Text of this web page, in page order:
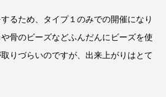
るため、タイプ１のみでの開催になり
骨のビーズなどふんだんにビーズを使
りづらいのですが、出来上がりはとて